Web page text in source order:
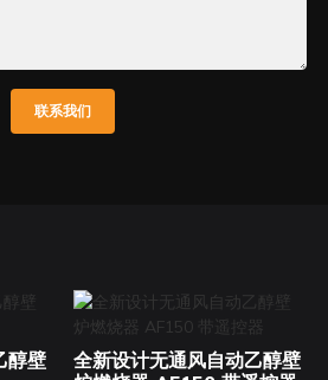
联系我们
醇壁
全新设计无通风自动乙醇壁